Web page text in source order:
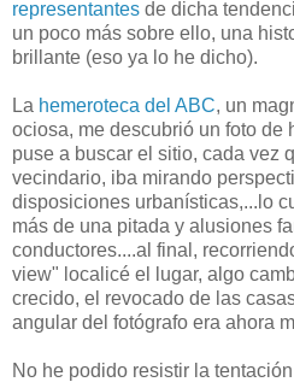
representantes de dicha
un poco más sobre ello, una
brillante (eso ya lo he dicho).
La hemeroteca del ABC, un
ociosa, me descubrió un foto de
puse a buscar el sitio, cada vez
vecindario, iba mirando
disposiciones urbanísticas,...lo
más de una pitada y alusiones
conductores....al final,
view" localicé el lugar, algo
crecido, el revocado de las
angular del fotógrafo era ahora
No he podido resistir la